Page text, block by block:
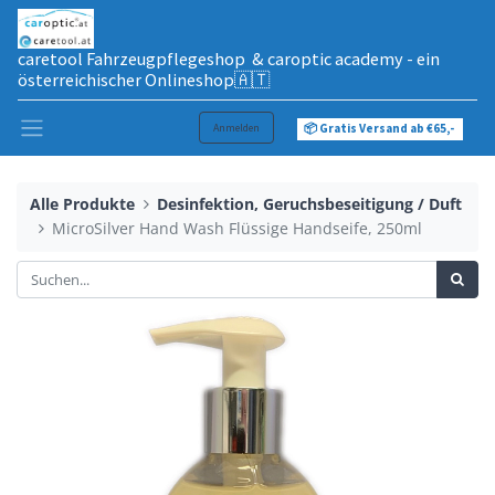
caretool Fahrzeugpflegeshop & caroptic academy - ein
österreichischer Onlineshop🇦🇹
Anmelden 📦 Gratis Versand ab €65,-
Alle Produkte
Desinfektion, Geruchsbeseitigung / Duft
MicroSilver Hand Wash Flüssige Handseife, 250ml